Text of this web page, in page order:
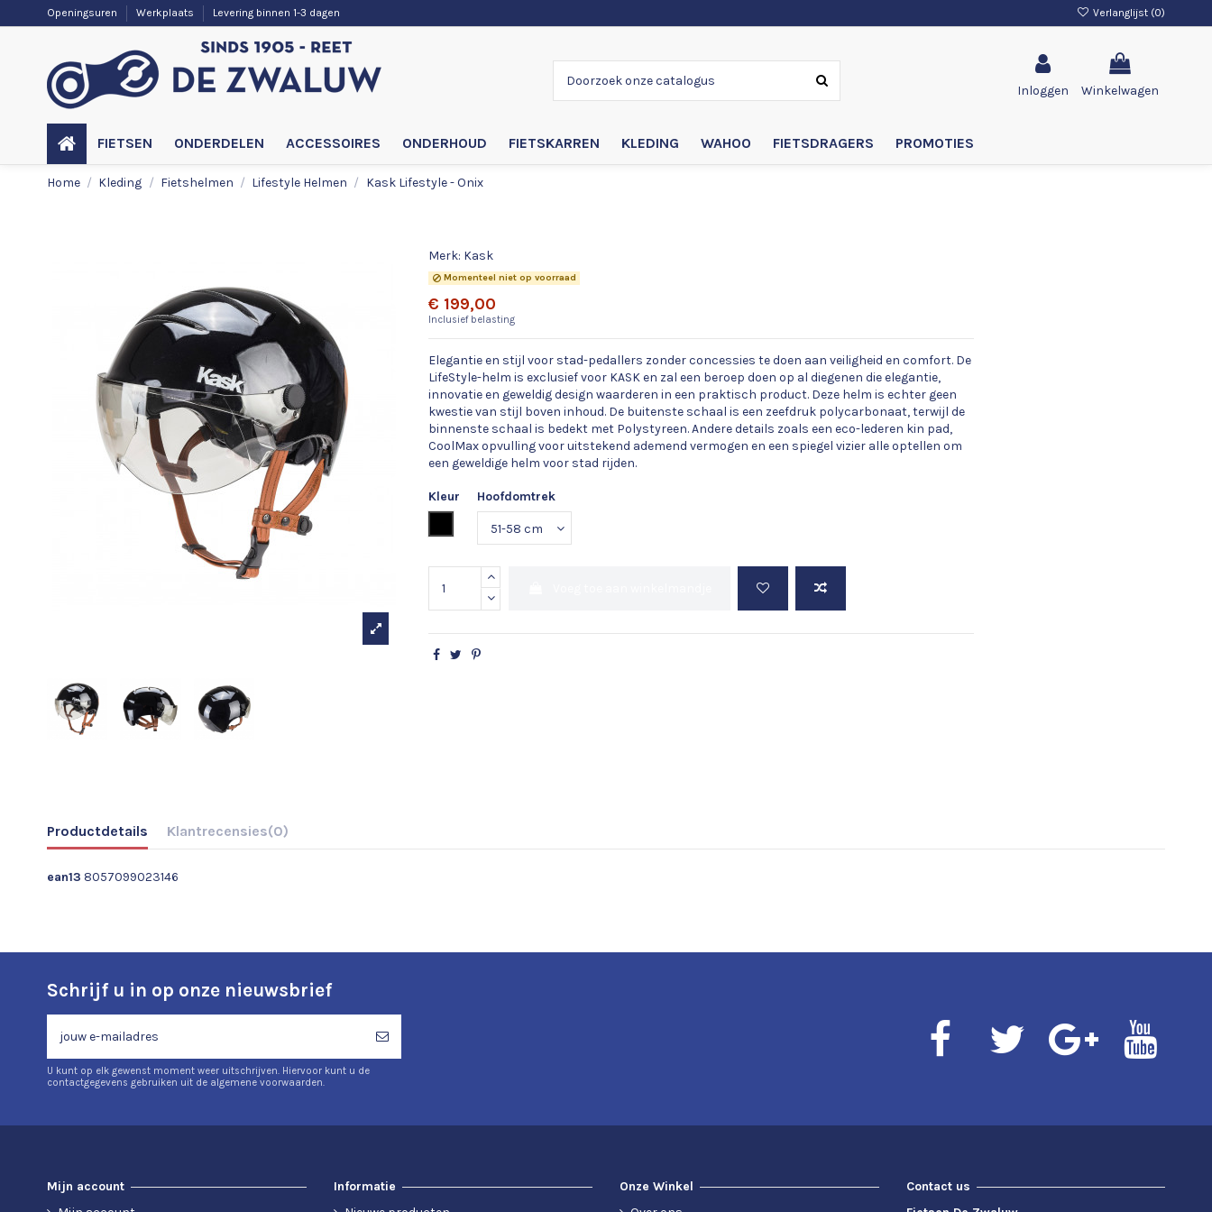
Openingsuren Werkplaats Levering binnen 1-3 dagen Verlanglijst (0)
Inloggen Winkelwagen
FIETSEN ONDERDELEN ACCESSOIRES ONDERHOUD FIETSKARREN KLEDING WAHOO FIETSDRAGERS PROMOTIES
Home Kleding Fietshelmen Lifestyle Helmen Kask Lifestyle - Onix
Merk: Kask
Momenteel niet op voorraad
€ 199,00
Inclusief belasting
Elegantie en stijl voor stad-pedallers zonder concessies te doen aan veiligheid en comfort. De
LifeStyle-helm is exclusief voor KASK en zal een beroep doen op al diegenen die elegantie,
innovatie en geweldig design waarderen in een praktisch product. Deze helm is echter geen
kwestie van stijl boven inhoud. De buitenste schaal is een zeefdruk polycarbonaat, terwijl de
binnenste schaal is bedekt met Polystyreen. Andere details zoals een eco-lederen kin pad,
CoolMax opvulling voor uitstekend ademend vermogen en een spiegel vizier alle optellen om
een geweldige helm voor stad rijden.
Kleur
Hoofdomtrek
Productdetails Klantrecensies(0)
ean13 8057099023146
Schrijf u in op onze nieuwsbrief
U kunt op elk gewenst moment weer uitschrijven. Hiervoor kunt u de
contactgegevens gebruiken uit de algemene voorwaarden.
Mijn account
Informatie
Onze Winkel
Contact us